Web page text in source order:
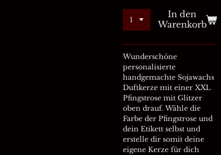
In den
Warenkorb
Wunderschöne
personalisierte
handgemachte Sojawachs
Duftkerze mit einer XXL
Pfingstrose mit Glitzer
oben drauf. Wähle die
Farbe der Pfingstrose und
dein Etikett selbst und
erstelle dir somit deine
eigene Kerze für dich